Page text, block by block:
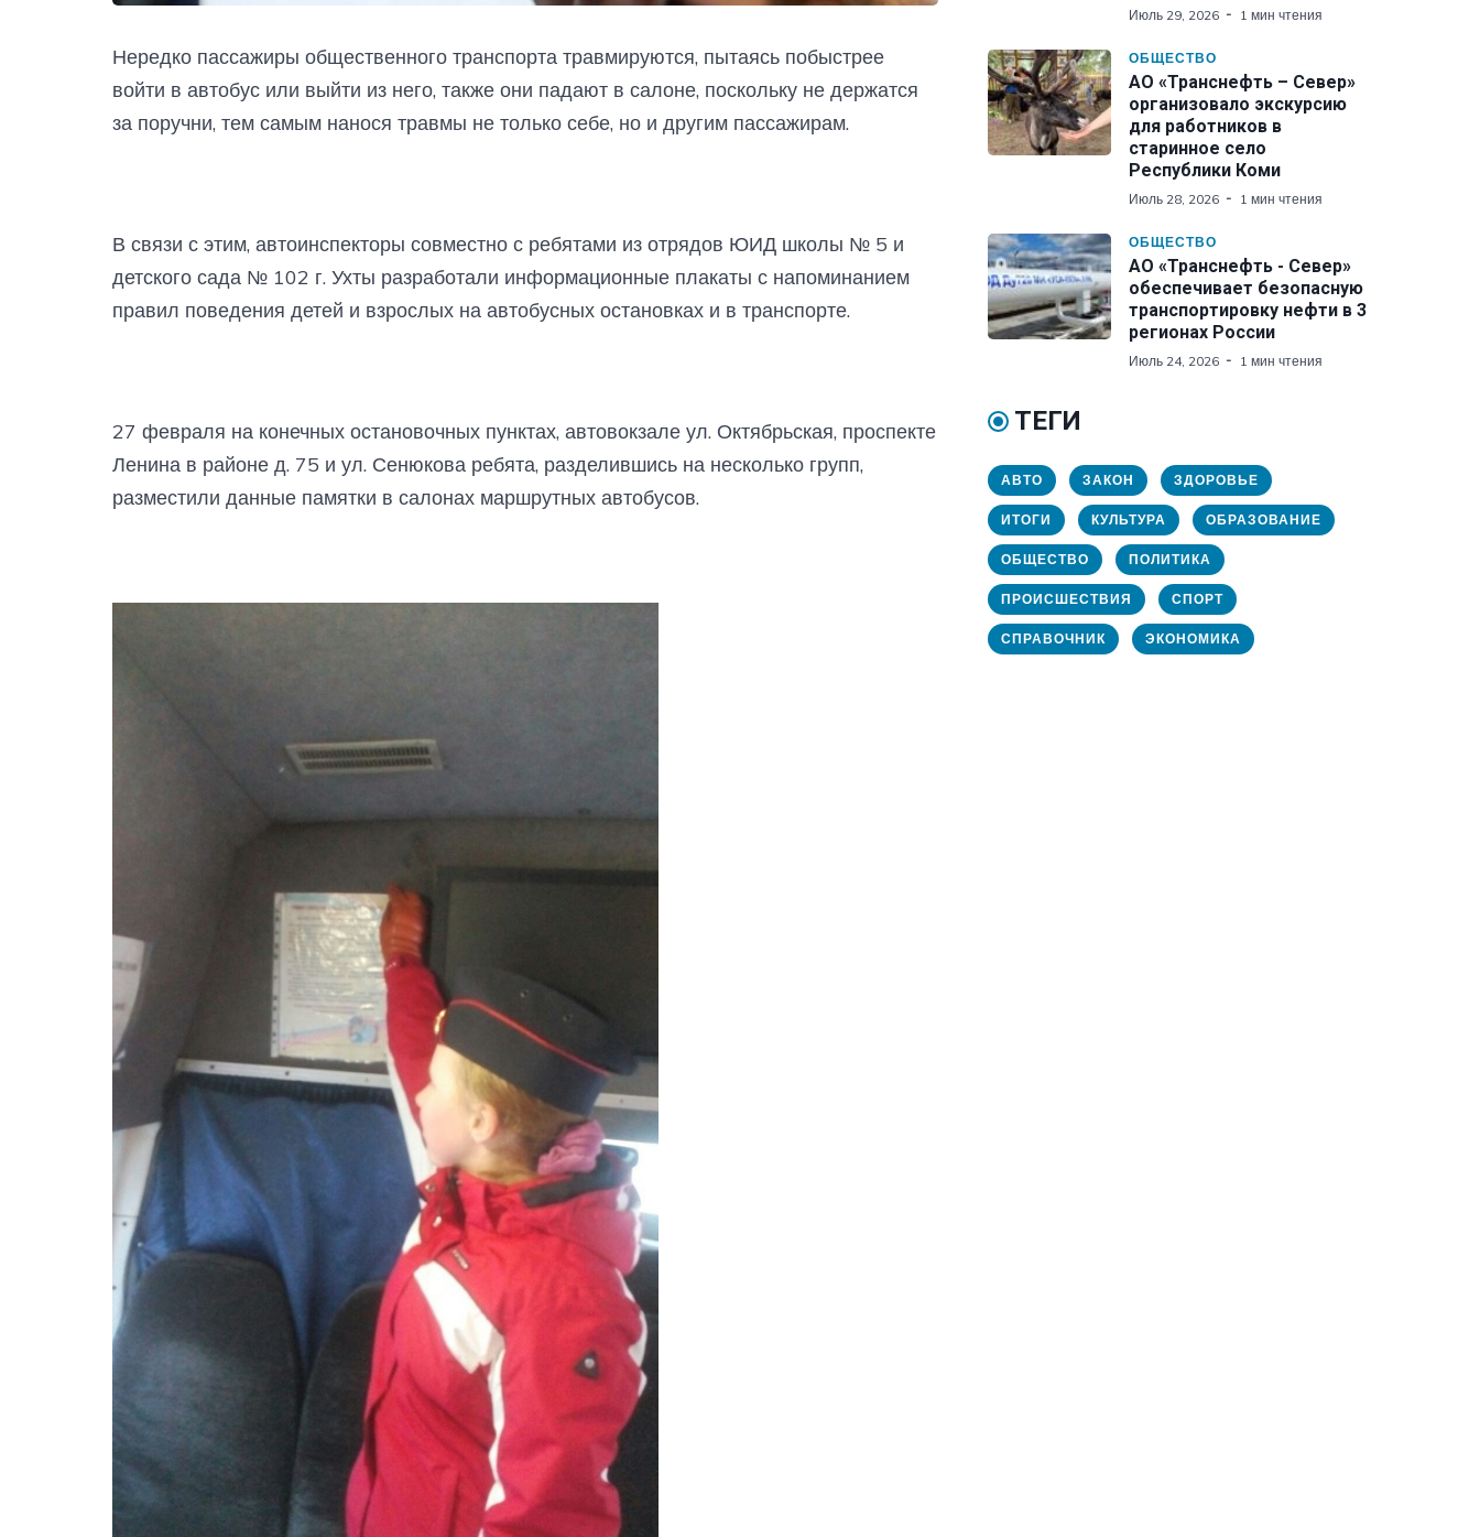
Нередко пассажиры общественного транспорта травмируются, пытаясь побыстрее
войти в автобус или выйти из него, также они падают в салоне, поскольку не держатся
за поручни, тем самым нанося травмы не только себе, но и другим пассажирам.
В связи с этим, автоинспекторы совместно с ребятами из отрядов ЮИД школы № 5 и
детского сада № 102 г. Ухты разработали информационные плакаты с напоминанием
правил поведения детей и взрослых на автобусных остановках и в транспорте.
27 февраля на конечных остановочных пунктах, автовокзале ул. Октябрьская, проспекте
Ленина в районе д. 75 и ул. Сенюкова ребята, разделившись на несколько групп,
разместили данные памятки в салонах маршрутных автобусов.
Июль 29, 2026 1 мин чтения
ОБЩЕСТВО
АО «Транснефть – Север»
организовало экскурсию
для работников в
старинное село
Республики Коми
Июль 28, 2026 1 мин чтения
ОБЩЕСТВО
АО «Транснефть - Север»
обеспечивает безопасную
транспортировку нефти в 3
регионах России
Июль 24, 2026 1 мин чтения
ТЕГИ
АВТО ЗАКОН ЗДОРОВЬЕ
ИТОГИ КУЛЬТУРА ОБРАЗОВАНИЕ
ОБЩЕСТВО ПОЛИТИКА
ПРОИСШЕСТВИЯ СПОРТ
СПРАВОЧНИК ЭКОНОМИКА